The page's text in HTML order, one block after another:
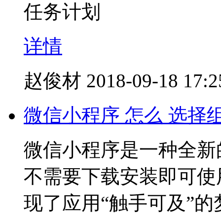
任务计划
详情
赵俊材 2018-09-18
微信小程序 怎么 选择
微信小程序是一种全
不需要下载安装即可
现了应用“触手可及”